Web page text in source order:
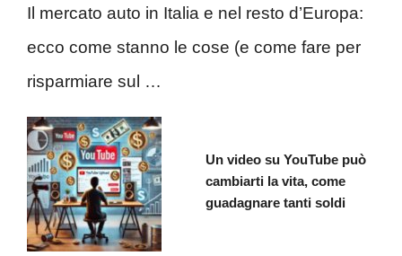
Il mercato auto in Italia e nel resto d’Europa:
ecco come stanno le cose (e come fare per
risparmiare sul …
Un video su YouTube può
cambiarti la vita, come
guadagnare tanti soldi